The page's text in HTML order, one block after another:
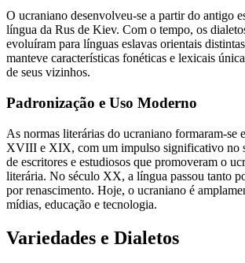
O ucraniano desenvolveu-se a partir do antigo
língua da Rus de Kiev. Com o tempo, os
evoluíram para línguas eslavas orientais
manteve características fonéticas e lexicais
de seus vizinhos.
Padronização e Uso Moderno
As normas literárias do ucraniano formaram-se
XVIII e XIX, com um impulso significativo no
de escritores e estudiosos que promoveram o
literária. No século XX, a língua passou tanto
por renascimento. Hoje, o ucraniano é
mídias, educação e tecnologia.
Variedades e Dialetos